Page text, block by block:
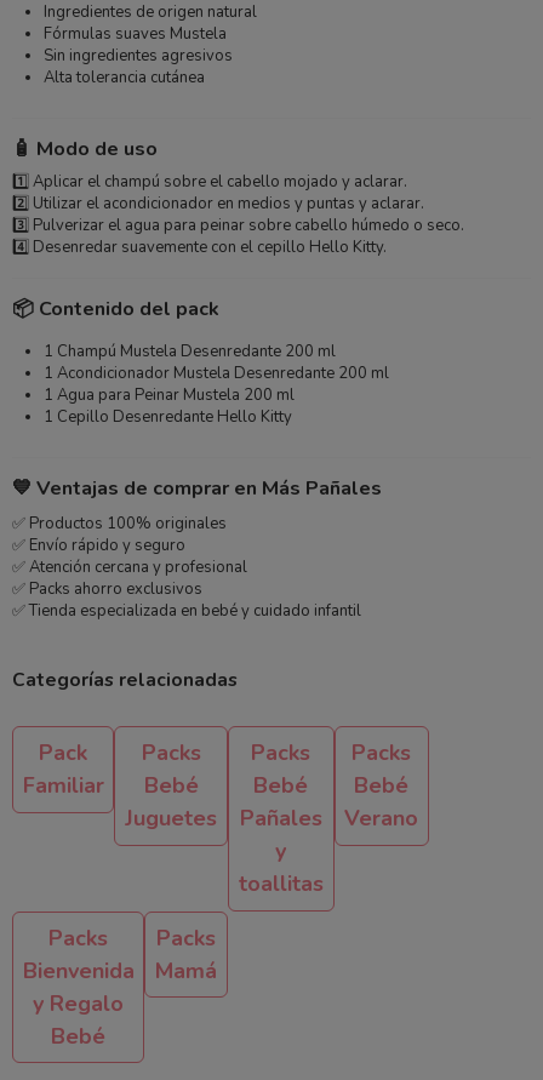
Ingredientes de origen natural
Fórmulas suaves Mustela
Sin ingredientes agresivos
Alta tolerancia cutánea
🧴 Modo de uso
1️⃣ Aplicar el champú sobre el cabello mojado y aclarar.
2️⃣ Utilizar el acondicionador en medios y puntas y aclarar.
3️⃣ Pulverizar el agua para peinar sobre cabello húmedo o seco.
4️⃣ Desenredar suavemente con el cepillo Hello Kitty.
📦 Contenido del pack
1 Champú Mustela Desenredante 200 ml
1 Acondicionador Mustela Desenredante 200 ml
1 Agua para Peinar Mustela 200 ml
1 Cepillo Desenredante Hello Kitty
💙 Ventajas de comprar en Más Pañales
✅ Productos 100% originales
✅ Envío rápido y seguro
✅ Atención cercana y profesional
✅ Packs ahorro exclusivos
✅ Tienda especializada en bebé y cuidado infantil
Categorías relacionadas
Pack
Familiar
Packs
Bebé
Juguetes
Packs
Bebé
Pañales
y
toallitas
Packs
Bebé
Verano
Packs
Bienvenida
y Regalo
Bebé
Packs
Mamá